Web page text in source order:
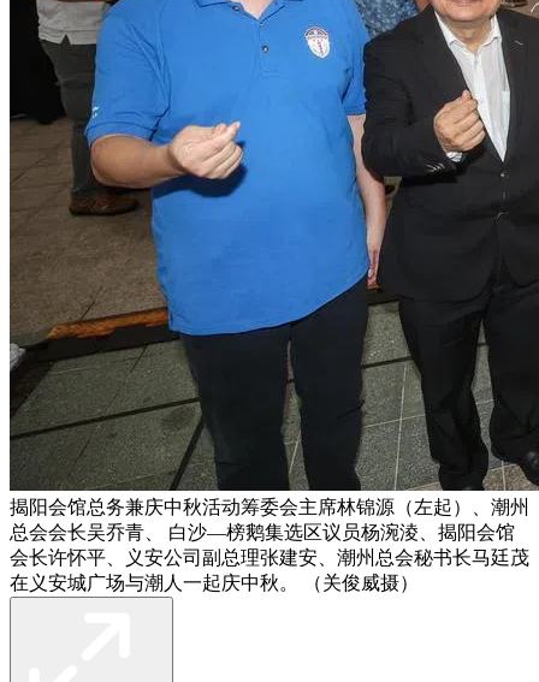
揭阳会馆总务兼庆中秋活动筹委会主席林锦源（左起）、潮州
总会会长吴乔青、 白沙—榜鹅集选区议员杨涴淩、揭阳会馆
会长许怀平、义安公司副总理张建安、潮州总会秘书长马廷茂
在义安城广场与潮人一起庆中秋。 （关俊威摄）